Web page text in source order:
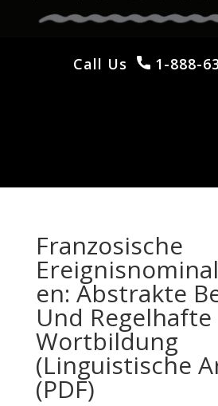
Call Us 1-888-
Franzosische
en: Abstrakte
Und Regelhafte
Wortbildung
(Linguistische
(PDF)